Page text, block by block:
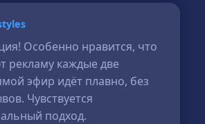
Особенно нравится, что
рекламу каждые две
эфир идёт плавно, без
Чувствуется
подход.